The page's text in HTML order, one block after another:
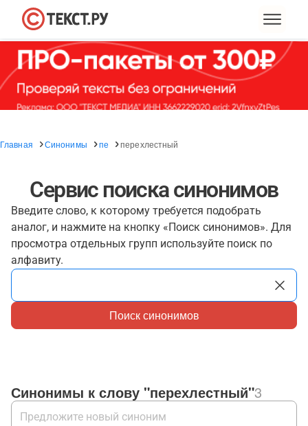
Главная Синонимы пе перехлестный
Сервис поиска синонимов
Введите слово, к которому требуется подобрать
аналог, и нажмите на кнопку «Поиск синонимов». Для
просмотра отдельных групп используйте поиск по
алфавиту.
Поиск синонимов
Синонимы к слову "перехлестный"3